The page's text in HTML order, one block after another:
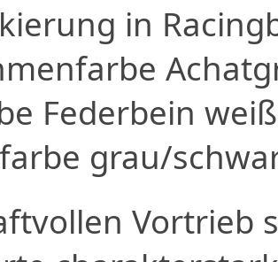
in
Federbein
grau/
Vortrieb